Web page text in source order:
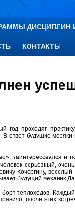
КОНТАКТЫ
проходят
ответ будущие моряки
заинтересовался и
серьезный,
Кочергину,
будущий механик
борт теплоходов.
после этих